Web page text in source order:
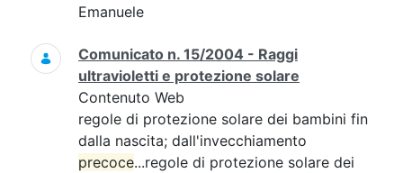
Emanuele
Comunicato n. 15/2004 - Raggi
ultravioletti e protezione solare
Contenuto Web
regole di protezione solare dei bambini fin
dalla nascita; dall'invecchiamento
precoce...regole di protezione solare dei